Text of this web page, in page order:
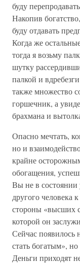
буду
Накопив
буду отдавать
Когда же
тогда я возьму
шутку
палкой и
также множество
горшечник, а
брахмана и
Опасно мечтать,
но и
крайне
обогащения,
Вы не в состоянии
другого человека
стороны «высших
которой он
Сейчас появилось
стать богатым»,
Деньги приходят